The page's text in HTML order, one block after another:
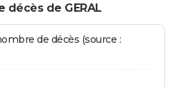
décès de GERAL
de décès (source :